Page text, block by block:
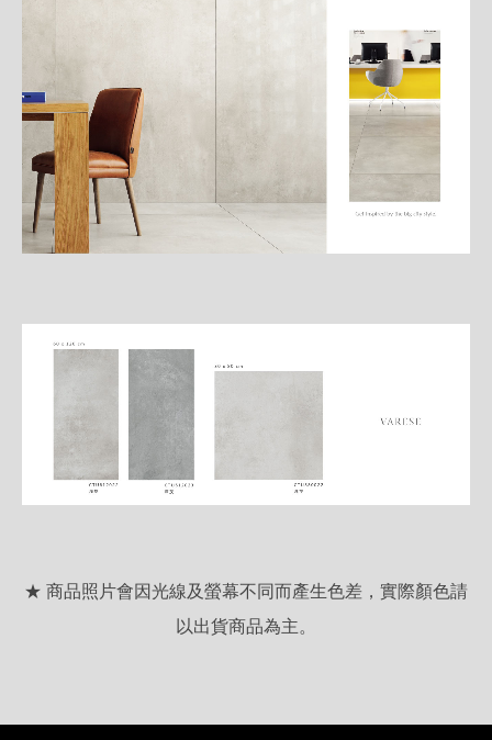
★ 商品照片會因光線及螢幕不同而產生色差，實際顏色請
以出貨商品為主。